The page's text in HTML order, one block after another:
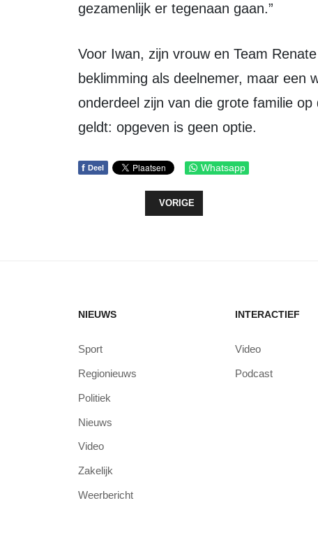
gezamenlijk er tegenaan gaan.”
Voor Iwan, zijn vrouw en Team Renate is Alpe d’HuZes dit jaar dus geen
beklimming als deelnemer, maar een
onderdeel zijn van die grote familie
geldt: opgeven is geen optie.
f Deel Whatsapp
VORIG ARTIKEL: ZEEWOLDE
VORIGE
NIEUWS
Sport
Regionieuws
Politiek
Nieuws
Video
Zakelijk
Weerbericht
INTERACTIEF
Video
Podcast